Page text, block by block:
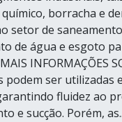
borracha e
setor de saneamento
de água e esgoto
INFORMAÇÕES
podem ser utilizadas
fluidez ao
e sucção. Porém,